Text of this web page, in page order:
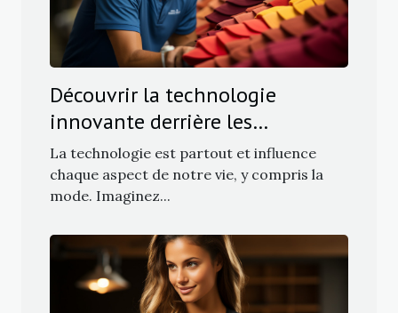
Découvrir la technologie
innovante derrière les
casquettes Flexfit
La technologie est partout et influence
chaque aspect de notre vie, y compris la
mode. Imaginez...